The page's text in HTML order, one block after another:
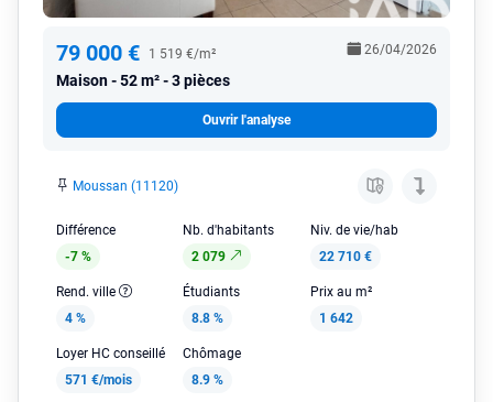
79 000 € 1 519 €/m²
Maison 52 m² - 3 pièces
26/04/2026
Ouvrir l'analyse
Moussan (11120)
Différence
-7 %
Nb. d'habitants
2 079
Niv. de vie/hab
22 710 €
Rend. ville
4 %
Étudiants
8.8 %
Prix au m²
1 642
Loyer HC conseillé
571 €/mois
Chômage
8.9 %